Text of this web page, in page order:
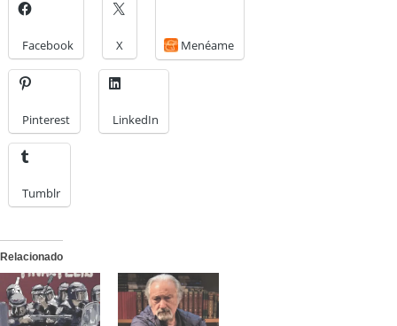
Facebook X Menéame
Pinterest LinkedIn
Tumblr
Relacionado